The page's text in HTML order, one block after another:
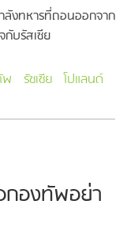
ลังทหารที่ถอนออกจาก
กับรัสเซีย
พ รัซเซีย โปแลนด์
กองทัพอย่า